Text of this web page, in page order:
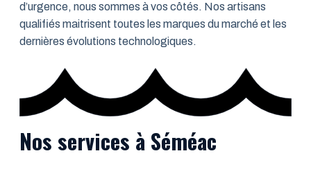
d’urgence, nous sommes à vos côtés. Nos artisans
qualifiés maitrisent toutes les marques du marché et les
dernières évolutions technologiques.
Nos services à Séméac